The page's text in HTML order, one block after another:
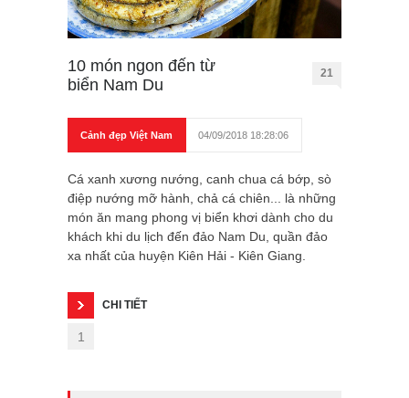
10 món ngon đến từ
biển Nam Du
21
Cảnh đẹp Việt Nam 04/09/2018 18:28:06
Cá xanh xương nướng, canh chua cá bớp, sò
điệp nướng mỡ hành, chả cá chiên... là những
món ăn mang phong vị biển khơi dành cho du
khách khi du lịch đến đảo Nam Du, quần đảo
xa nhất của huyện Kiên Hải - Kiên Giang.
CHI TIẾT
1